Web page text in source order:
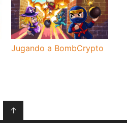
Jugando a BombCrypto
↑